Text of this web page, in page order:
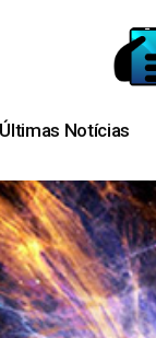
Últimas Notícias